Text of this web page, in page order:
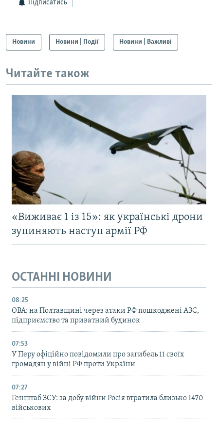
Підписатись
Новини Новини | Події Новини | Важливі
Читайте також
«Виживає 1 із 15»: як українські дрони
зупиняють наступ армії РФ
ОСТАННІ НОВИНИ
08:25
ОВА: на Полтавщині через атаки РФ пошкоджені АЗС,
підприємство та приватний будинок
07:53
У Перу офіційно повідомили про загибель 11 своїх
громадян у війні РФ проти України
07:27
Генштаб ЗСУ: за добу війни Росія втратила близько 1470
військових